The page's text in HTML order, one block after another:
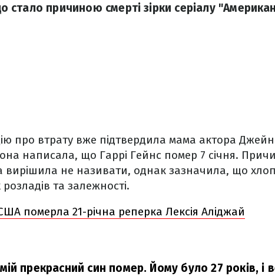
стало причиною смерті зірки серіалу
про втрату вже підтвердила мама актора
написала, що Гаррі Гейнс помер 7 січня.
вирішила не називати, однак зазначила, що
розладів та залежності.
померла 21-річна реперка Лексія Аліджай
прекрасний син помер. Йому було 27 років, і